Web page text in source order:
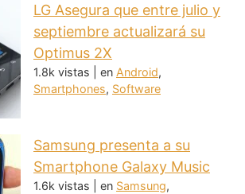
LG Asegura que entre julio y
septiembre actualizará su
Optimus 2X
1.8k vistas en Android,
Smartphones, Software
Samsung presenta a su
Smartphone Galaxy Music
1.6k vistas en Samsung,